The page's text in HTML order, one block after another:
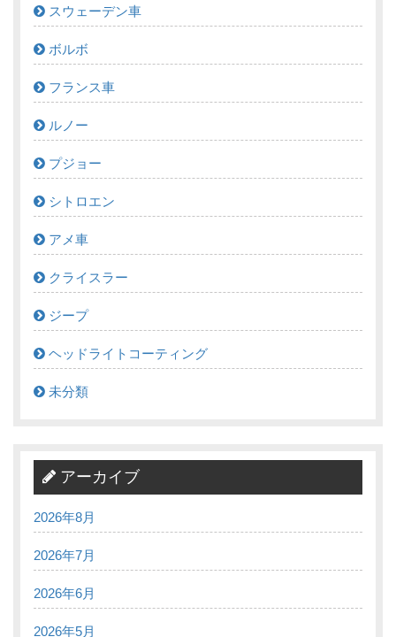
スウェーデン車
ボルボ
フランス車
ルノー
プジョー
シトロエン
アメ車
クライスラー
ジープ
ヘッドライトコーティング
未分類
アーカイブ
2026年8月
2026年7月
2026年6月
2026年5月